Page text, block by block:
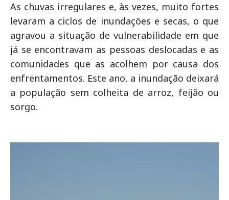
As chuvas irregulares e, às vezes, muito fortes
levaram a ciclos de inundações e secas, o que
agravou a situação de vulnerabilidade em que
já se encontravam as pessoas deslocadas e as
comunidades que as acolhem por causa dos
enfrentamentos. Este ano, a inundação deixará
a população sem colheita de arroz, feijão ou
sorgo.